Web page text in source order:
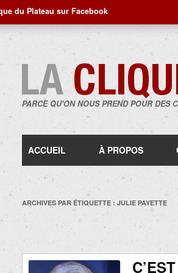
du Plateau sur Facebook
PARCE QU'ON NOUS PREND POUR DES
ACCUEIL À PROPOS
ARCHIVES PAR ÉTIQUETTE : JULIE PAYETTE